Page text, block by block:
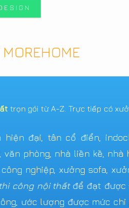
trọn gói từ A-Z. Trực tiếp có
đại, tân cổ điển,
phòng, nhà liền kề, nhà
nghiệp, xưởng sofa,
công nội thấtđể đạt được
ước lượng được mức